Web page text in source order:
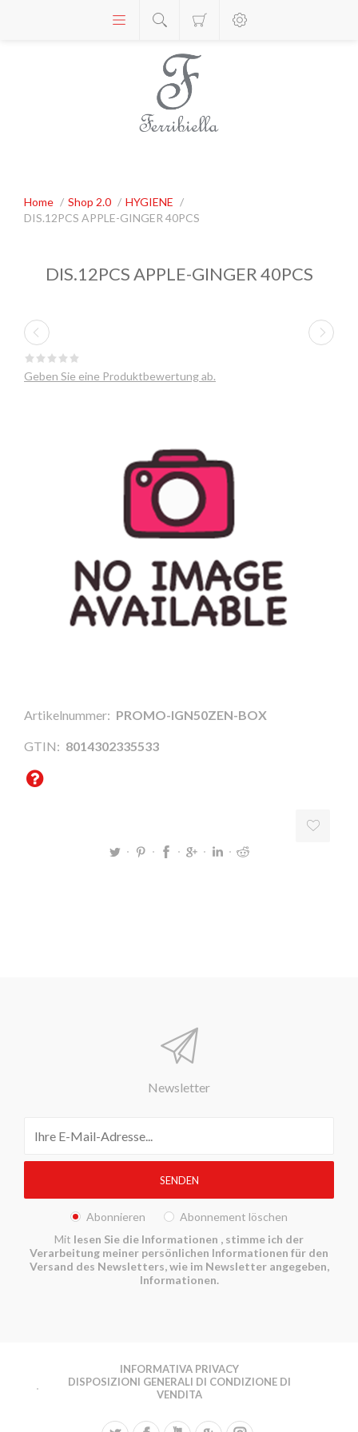
Home / Shop 2.0 / HYGIENE /
DIS.12PCS APPLE-GINGER 40PCS
DIS.12PCS APPLE-GINGER 40PCS
Geben Sie eine Produktbewertung ab.
Artikelnummer: PROMO-IGN50ZEN-BOX
GTIN: 8014302335533
Newsletter
Abonnieren
Abonnement löschen
Mit lesen Sie die Informationen , stimme ich der
Verarbeitung meiner persönlichen Informationen für den
Versand des Newsletters, wie im Newsletter angegeben,
Informationen.
INFORMATIVA PRIVACY
DISPOSIZIONI GENERALI DI CONDIZIONE DI
VENDITA